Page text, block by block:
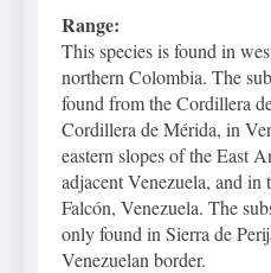
Range:
This species is found in
northern Colombia. The
found from the Cordillera
Cordillera de Mérida, in
eastern slopes of the East
adjacent Venezuela, and in
Falcón, Venezuela. The
only found in Sierra de
Venezuelan border.